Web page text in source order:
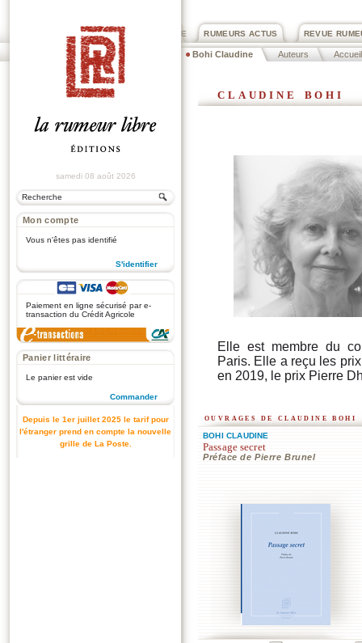
REVUE
RUMEURS ACTUS
PRIX ROGER DEXTRE
Bohi Claudine Auteurs Accueil
samedi 08 août 2026
Mon compte
Vous n'êtes pas identifié
S'identifier
Paiement en ligne sécurisé par e-
transaction du Crédit Agricole
Panier littéraire
Le panier est vide
Commander
Depuis le 1er juillet 2025 le tarif pour
l'étranger prend en compte la nouvelle
grille de La Poste.
claudine bohi
Elle est membre du
Paris. Elle a reçu les
en 2019, le prix Pierre
ouvrages de claudine bohi
BOHI CLAUDINE
Passage secret
Préface de Pierre Brunel